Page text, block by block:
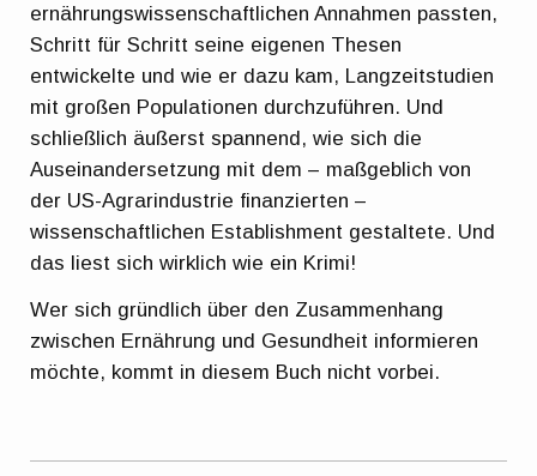
ernährungswissenschaftlichen Annahmen passten,
Schritt für Schritt seine eigenen Thesen
entwickelte und wie er dazu kam, Langzeitstudien
mit großen Populationen durchzuführen. Und
schließlich äußerst spannend, wie sich die
Auseinandersetzung mit dem – maßgeblich von
der US-Agrarindustrie finanzierten –
wissenschaftlichen Establishment gestaltete. Und
das liest sich wirklich wie ein Krimi!
Wer sich gründlich über den Zusammenhang
zwischen Ernährung und Gesundheit informieren
möchte, kommt in diesem Buch nicht vorbei.